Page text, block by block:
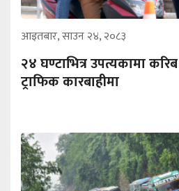
आइतबार, साउन २४, २०८३
२४ घण्टाभित्र उपत्यकामा
ट्राफिक कारबाहीमा